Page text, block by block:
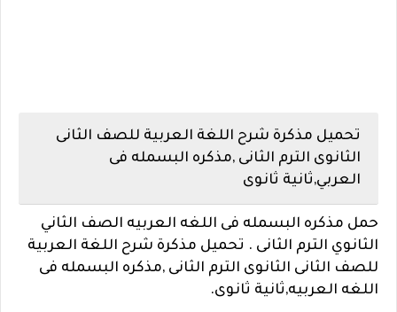
تحميل مذكرة شرح اللغة العربية للصف الثانى
الثانوى الترم الثانى ,مذكره البسمله فى
العربي,ثانية ثانوى
حمل مذكره البسمله فى اللغه العربيه الصف الثاني
الثانوي الترم الثانى . تحميل مذكرة شرح اللغة العربية
للصف الثانى الثانوى الترم الثانى ,مذكره البسمله فى
اللغه العربيه,ثانية ثانوى.